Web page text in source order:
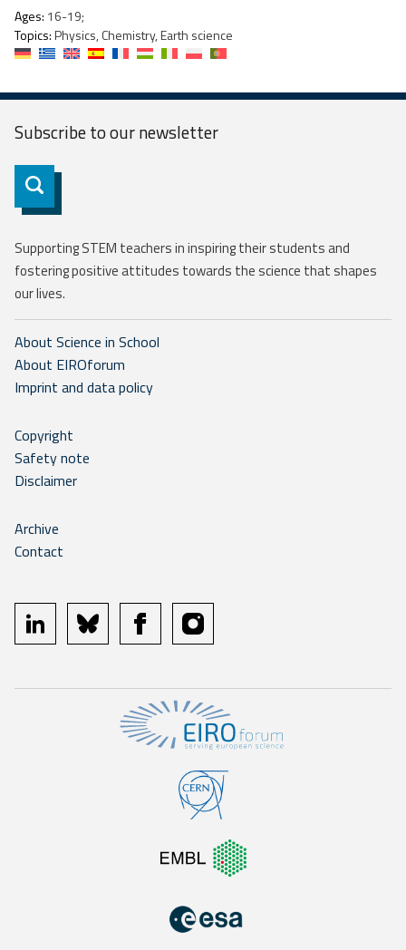
Ages: 16-19;
Topics:Physics, Chemistry, Earth science
Subscribe to ournewsletter
Subscribe
Supporting STEM teachers in inspiring their students and
fostering positive attitudes towards the science that shapes
our lives.
About Science in School
About EIROforum
Imprint and data policy
Copyright
Safety note
Disclaimer
Archive
Contact
linkedin bluesky facebookinstagram